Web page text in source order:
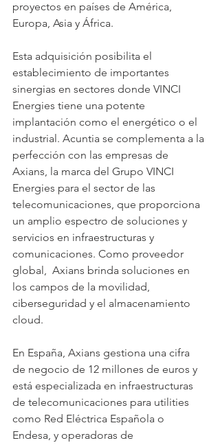
proyectos en países de América,
Europa, Asia y África.
Esta adquisición posibilita el
establecimiento de importantes
sinergias en sectores donde VINCI
Energies tiene una potente
implantación como el energético o el
industrial. Acuntia se complementa a la
perfección con las empresas de
Axians, la marca del Grupo VINCI
Energies para el sector de las
telecomunicaciones, que proporciona
un amplio espectro de soluciones y
servicios en infraestructuras y
comunicaciones. Como proveedor
global,  Axians brinda soluciones en
los campos de la movilidad,
ciberseguridad y el almacenamiento
cloud.
En España, Axians gestiona una cifra
de negocio de 12 millones de euros y
está especializada en infraestructuras
de telecomunicaciones para utilities
como Red Eléctrica Española o
Endesa, y operadoras de